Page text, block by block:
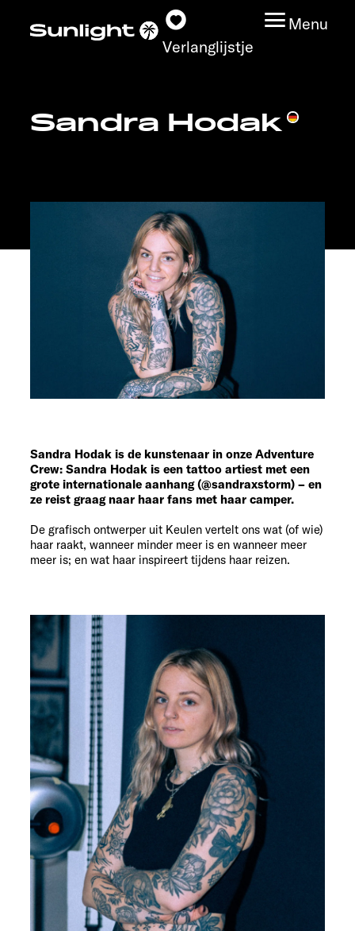
Verlanglijstje
Menu
Modeloverzicht
Vind jouw Sunlight
Vind jouw dealer
Ontdek
Service
Sandra Hodak
Sandra Hodak is de kunstenaar in onze Adventure
Crew: Sandra Hodak is een tattoo artiest met een
grote internationale aanhang (@sandraxstorm) – en
ze reist graag naar haar fans met haar camper.
De grafisch ontwerper uit Keulen vertelt ons wat (of wie)
haar raakt, wanneer minder meer is en wanneer meer
meer is; en wat haar inspireert tijdens haar reizen.